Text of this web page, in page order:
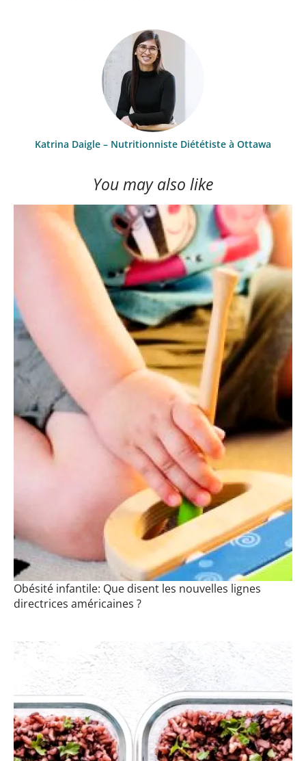
Katrina Daigle – Nutritionniste Diététiste à Ottawa
You may also like
Obésité infantile: Que disent les nouvelles lignes
directrices américaines ?